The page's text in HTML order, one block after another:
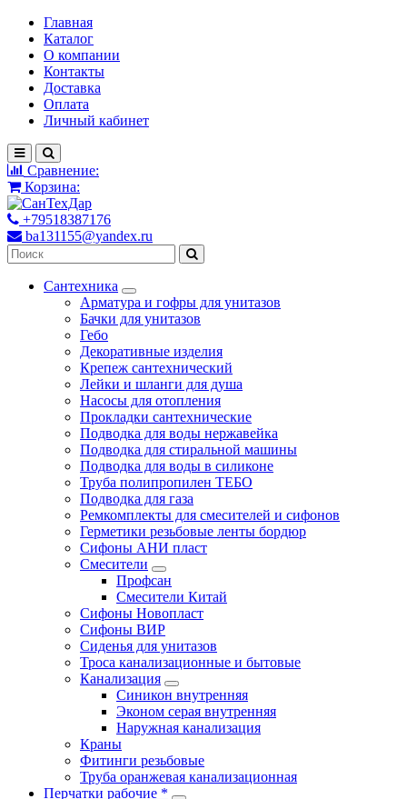
Главная
Каталог
О компании
Контакты
Доставка
Оплата
Личный кабинет
Сравнение:
Корзина:
+79518387176
ba131155@yandex.ru
Сантехника
Арматура и гофры для унитазов
Бачки для унитазов
Гебо
Декоративные изделия
Крепеж сантехнический
Лейки и шланги для душа
Насосы для отопления
Прокладки сантехнические
Подводка для воды нержавейка
Подводка для стиральной машины
Подводка для воды в силиконе
Труба полипропилен ТЕБО
Подводка для газа
Ремкомплекты для смесителей и сифонов
Герметики резьбовые ленты бордюр
Сифоны АНИ пласт
Смесители
Профсан
Смесители Китай
Сифоны Новопласт
Сифоны ВИР
Сиденья для унитазов
Троса канализационные и бытовые
Канализация
Синикон внутренняя
Эконом серая внутренняя
Наружная канализация
Краны
Фитинги резьбовые
Труба оранжевая канализационная
Перчатки рабочие *